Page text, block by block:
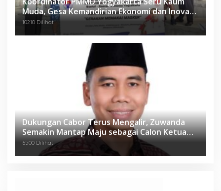
Muda, Gesa Kemandirian Ekonomi dan Inovasi
Desa
10210 Dilihat
Dukungan Cabor Terus Mengalir, Zuwanda
Semakin Mantap Maju sebagai Calon Ketua
KONI
6500 Dilihat